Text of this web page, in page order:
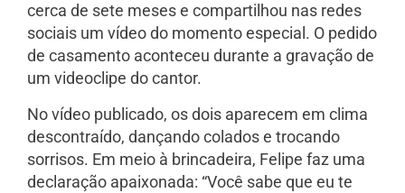
cerca de sete meses e compartilhou nas redes
sociais um vídeo do momento especial. O pedido
de casamento aconteceu durante a gravação de
um videoclipe do cantor.
No vídeo publicado, os dois aparecem em clima
descontraído, dançando colados e trocando
sorrisos. Em meio à brincadeira, Felipe faz uma
declaração apaixonada: “Você sabe que eu te